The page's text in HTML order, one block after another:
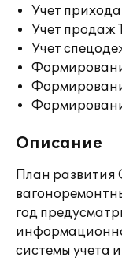
Учет
Учет продаж
Учет
Описание
План развития
год
системы учета